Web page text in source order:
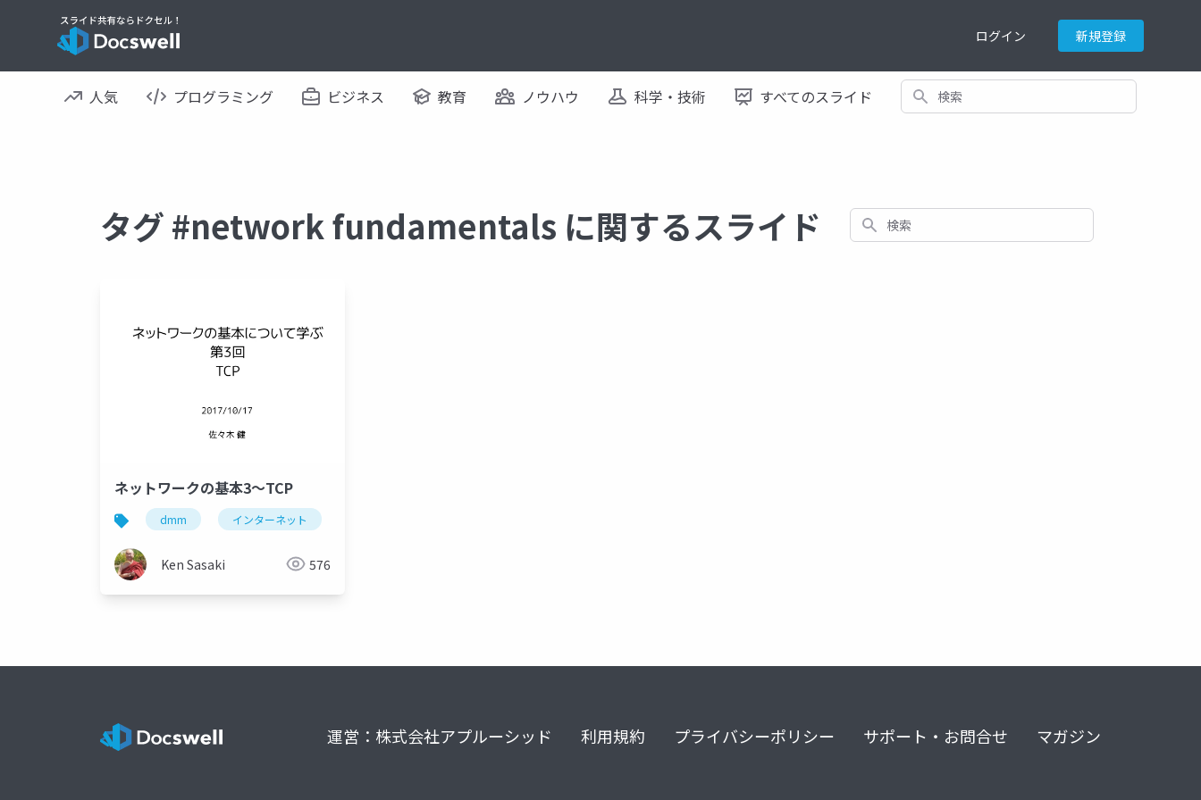
ログイン 新規登録
人気 プログラミング ビジネス 教育 ノウハウ 科学・技術 すべてのスライド 検索
タグ #network fundamentals に関するスライド 検索
ネットワークの基本3〜TCP
dmm インターネット
Ken Sasaki 576
運営：株式会社アプルーシッド 利用規約 プライバシーポリシー サポート・お問合せ マガジン